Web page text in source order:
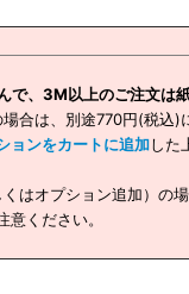
、3M以上のご注文は
合は、別途770円(税込)
ョンをカートに追加した
はオプション追加）の
ください。